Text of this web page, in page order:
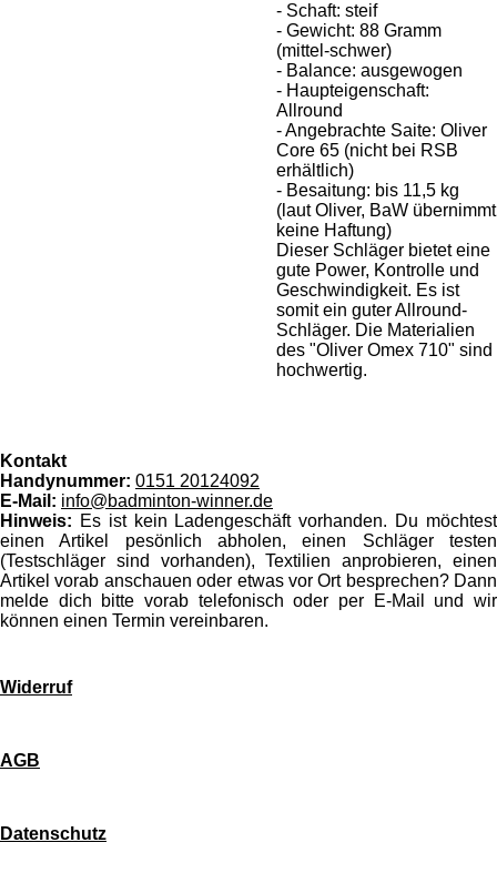
- Schaft: steif
- Gewicht: 88 Gramm
(mittel-schwer)
- Balance: ausgewogen
- Haupteigenschaft:
Allround
- Angebrachte Saite: Oliver
Core 65 (nicht bei RSB
erhältlich)
- Besaitung: bis 11,5 kg
(laut Oliver, BaW übernimmt
keine Haftung)
Dieser Schläger bietet eine
gute Power, Kontrolle und
Geschwindigkeit. Es ist
somit ein guter Allround-
Schläger. Die Materialien
des "Oliver Omex 710" sind
hochwertig.
Kontakt
Handynummer: 0151 20124092
E-Mail: info@badminton-winner.de
Hinweis: Es ist kein Ladengeschäft vorhanden. Du möchtest
einen Artikel pesönlich abholen, einen Schläger testen
(Testschläger sind vorhanden), Textilien anprobieren, einen
Artikel vorab anschauen oder etwas vor Ort besprechen? Dann
melde dich bitte vorab telefonisch oder per E-Mail und wir
können einen Termin vereinbaren.
Widerruf
AGB
Datenschutz